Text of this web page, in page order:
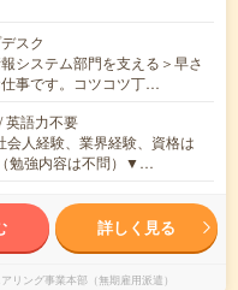
スク
システム部門を支える＞早さ
事です。コツコツ丁…
英語力不要
会人経験、業界経験、資格は
勉強内容は不問）▼…
詳しく見る
ング事業本部（無期雇用派遣）